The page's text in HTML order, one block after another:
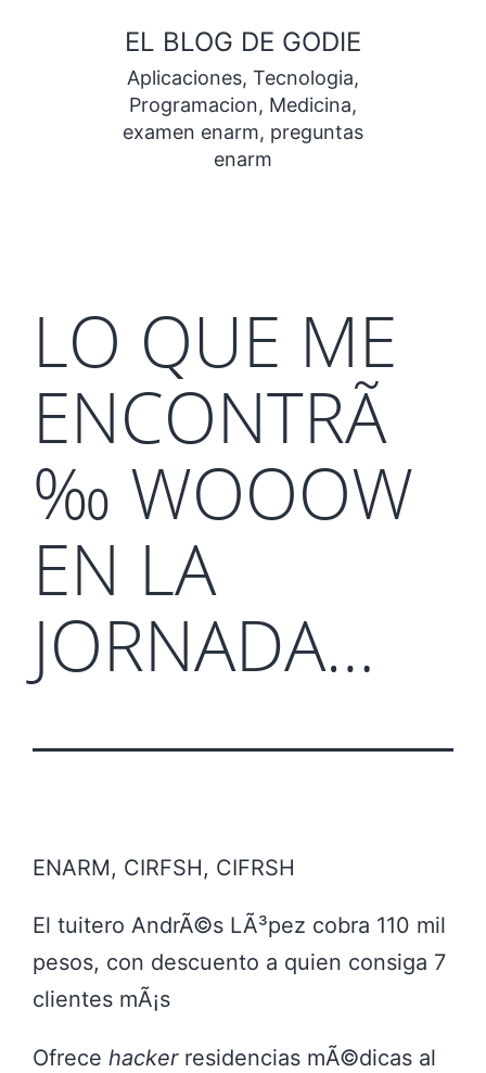
contenido
EL BLOG DE GODIE
Aplicaciones, Tecnologia,
Programacion, Medicina,
examen enarm, preguntas
enarm
LO QUE ME
ENCONTRÃ
‰ WOOOW
EN LA
JORNADA…
ENARM, CIRFSH, CIFRSH
El tuitero AndrÃ©s LÃ³pez cobra 110 mil
pesos, con descuento a quien consiga 7
clientes mÃ¡s
Ofrece hackerresidencias mÃ©dicas al